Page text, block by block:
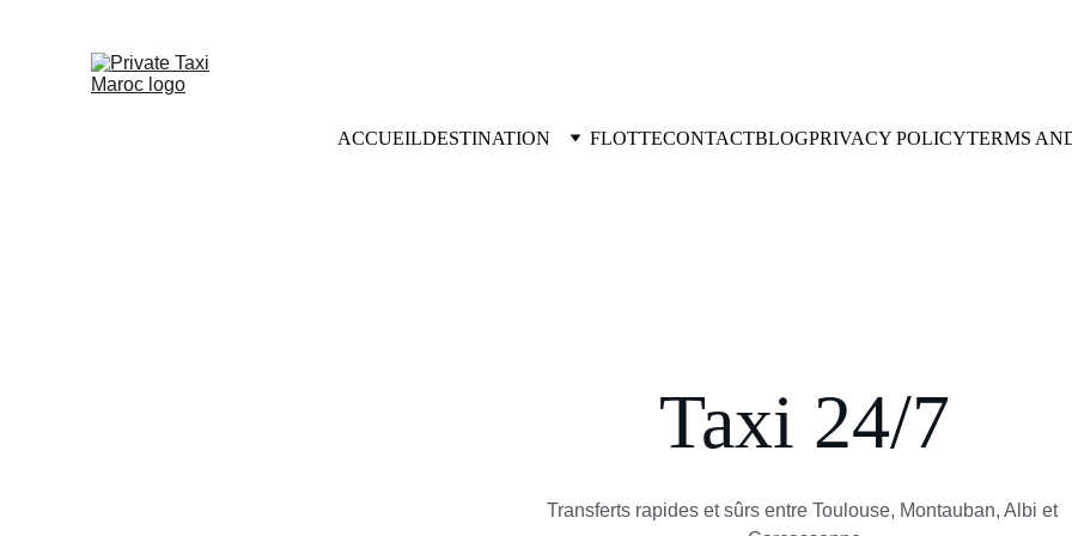
ACCUEILDESTINATION FLOTTECONTACTBLOGPRIVACY POLICYTERMS
Taxi 24/7
Transferts rapides et sûrs entre Toulouse, Montauban, Albi et